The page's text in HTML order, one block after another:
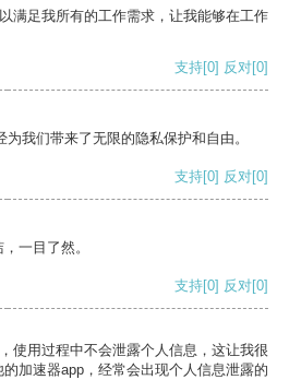
满足我所有的工作需求，让我能够在工作
支持[0] 反对[0]
我们带来了无限的隐私保护和自由。
支持[0] 反对[0]
一目了然。
支持[0] 反对[0]
使用过程中不会泄露个人信息，这让我很
加速器app，经常会出现个人信息泄露的